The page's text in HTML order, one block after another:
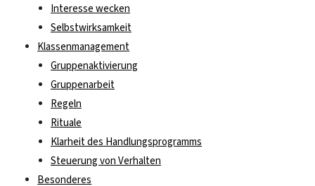
Interesse wecken
Selbstwirksamkeit
Klassenmanagement
Gruppenaktivierung
Gruppenarbeit
Regeln
Rituale
Klarheit des Handlungsprogramms
Steuerung von Verhalten
Besonderes